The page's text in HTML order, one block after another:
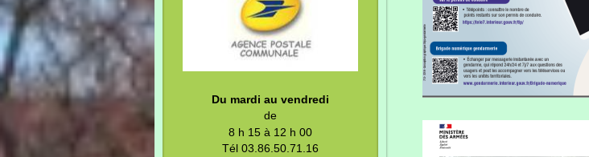
Du mardi au vendredi
de
8 h 15 à 12 h 00
Tél 03.86.50.71.16